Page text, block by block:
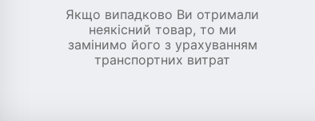
Якщо випадково Ви отримали
неякісний товар, то ми
замінимо його з урахуванням
транспортних витрат